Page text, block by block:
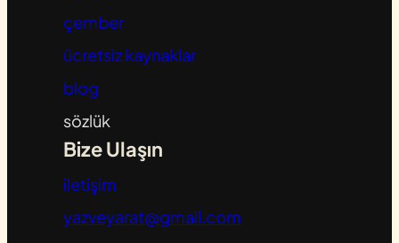
çember
ücretsiz kaynaklar
blog
sözlük
Bize Ulaşın
iletişim
yazveyarat@gmail.com